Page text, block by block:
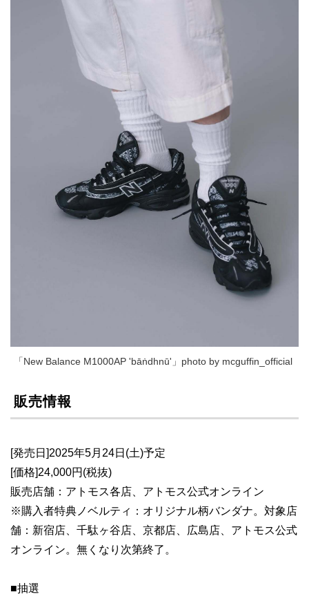
「New Balance M1000AP 'bāṅdhnū'」photo by mcguffin_official
販売情報
[発売日]2025年5月24日(土)予定
[価格]24,000円(税抜)
販売店舗：アトモス各店、アトモス公式オンライン
※購入者特典ノベルティ：オリジナル柄バンダナ。対象店
舗：新宿店、千駄ヶ谷店、京都店、広島店、アトモス公式
オンライン。無くなり次第終了。
■抽選